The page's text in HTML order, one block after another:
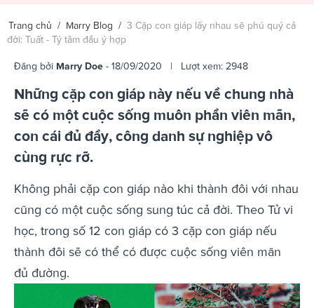
Trang chủ / Marry Blog / 3 Cặp con giáp lấy nhau sẽ phú quý cả
đời: Tuất - Tý tâm đầu ý hợp
Đăng bởi Marry Doe - 18/09/2020 | Lượt xem: 2948
Những cặp con giáp này nếu về chung nhà
sẽ có một cuộc sống muôn phần viên mãn,
con cái đủ đầy, công danh sự nghiệp vô
cùng rực rỡ.
Không phải cặp con giáp nào khi thành đôi với nhau
cũng có một cuộc sống sung túc cả đời. Theo Tử vi
học, trong số 12 con giáp có 3 cặp con giáp nếu
thành đôi sẽ có thể có được cuộc sống viên mãn
đủ đường.